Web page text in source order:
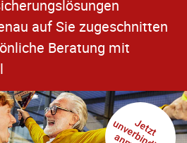
auf Sie zugeschnitten
Beratung mit
J
e
t
z
t
u
n
v
e
r
in
d
lic
h
n
m
e
ld
e